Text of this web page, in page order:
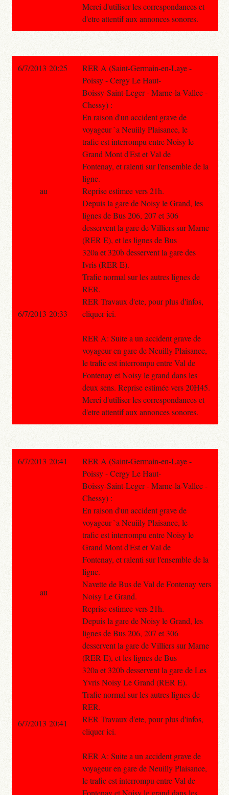
Merci d'utiliser les correspondances et
d'etre attentif aux annonces sonores.
6/7/2013 20:25
RER A (Saint-Germain-en-Laye -
Poissy - Cergy Le Haut-
Boissy-Saint-Leger - Marne-la-Vallee -
Chessy) :
En raison d'un accident grave de
voyageur `a Neuiily Plaisance, le
trafic est interrompu entre Noisy le
Grand Mont d'Est et Val de
Fontenay, et ralenti sur l'ensemble de la
ligne.
Reprise estimee vers 21h.
Depuis la gare de Noisy le Grand, les
lignes de Bus 206, 207 et 306
desservent la gare de Villiers sur Marne
(RER E), et les lignes de Bus
320a et 320b desservent la gare des
Ivris (RER E).
Trafic normal sur les autres lignes de
RER.
RER Travaux d'ete, pour plus d'infos,
cliquer ici.
RER A: Suite a un accident grave de
voyageur en gare de Neuilly Plaisance,
le trafic est interrompu entre Val de
Fontenay et Noisy le grand dans les
deux sens. Reprise estimée vers 20H45.
Merci d'utiliser les correspondances et
d'etre attentif aux annonces sonores.
au
6/7/2013 20:33
6/7/2013 20:41
RER A (Saint-Germain-en-Laye -
Poissy - Cergy Le Haut-
Boissy-Saint-Leger - Marne-la-Vallee -
Chessy) :
En raison d'un accident grave de
voyageur `a Neuiily Plaisance, le
trafic est interrompu entre Noisy le
Grand Mont d'Est et Val de
Fontenay, et ralenti sur l'ensemble de la
ligne.
Navette de Bus de Val de Fontenay vers
Noisy Le Grand.
Reprise estimee vers 21h.
Depuis la gare de Noisy le Grand, les
lignes de Bus 206, 207 et 306
desservent la gare de Villiers sur Marne
(RER E), et les lignes de Bus
320a et 320b desservent la gare de Les
Yvris Noisy Le Grand (RER E).
Trafic normal sur les autres lignes de
RER.
RER Travaux d'ete, pour plus d'infos,
cliquer ici.
RER A: Suite a un accident grave de
voyageur en gare de Neuilly Plaisance,
le trafic est interrompu entre Val de
Fontenay et Noisy le grand dans les
au
6/7/2013 20:41